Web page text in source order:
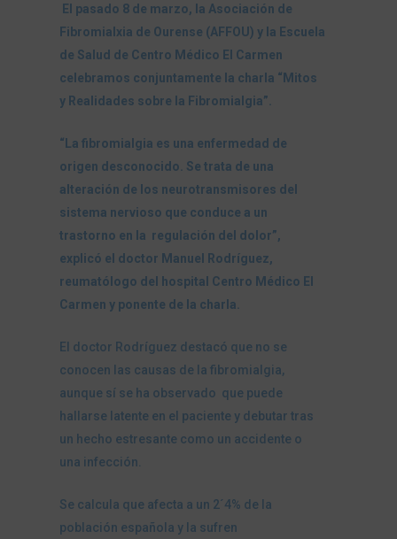
El pasado 8 de marzo, la Asociación de
Fibromialxia de Ourense (AFFOU) y la Escuela
de Salud de Centro Médico El Carmen
celebramos conjuntamente la charla “Mitos
y Realidades sobre la Fibromialgia”.
“La fibromialgia es una enfermedad de
origen desconocido. Se trata de una
alteración de los neurotransmisores del
sistema nervioso que conduce a un
trastorno en la regulación del dolor”,
explicó el doctor Manuel Rodríguez,
reumatólogo del hospital Centro Médico El
Carmen y ponente de la charla.
El doctor Rodríguez destacó que no se
conocen las causas de la fibromialgia,
aunque sí se ha observado que puede
hallarse latente en el paciente y debutar tras
un hecho estresante como un accidente o
una infección.
Se calcula que afecta a un 2´4% de la
población española y la sufren